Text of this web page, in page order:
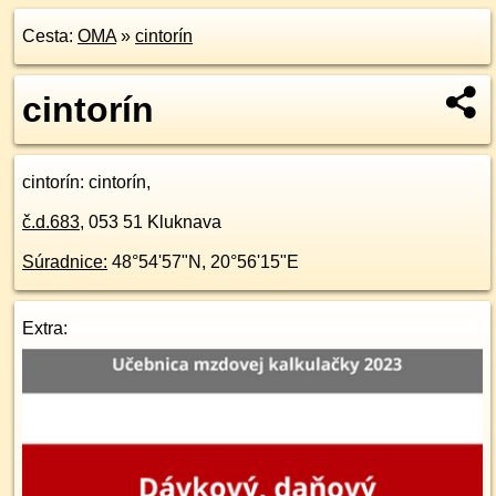
Cesta: OMA» cintorín
cintorín
cintorín: cintorín,
č.d.683, 053 51 Kluknava
Súradnice: 48°54'57"N , 20°56'15"E
Extra: